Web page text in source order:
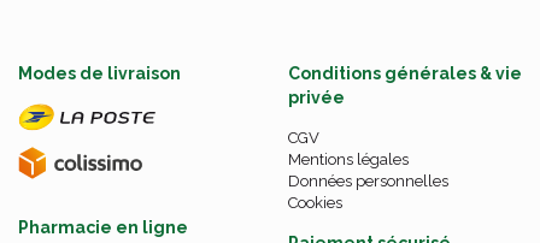
Modes de livraison
Pharmacie en ligne
Conditions générales & vie
privée
CGV
Mentions légales
Données personnelles
Cookies